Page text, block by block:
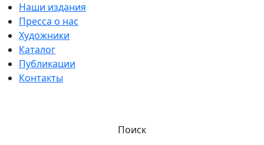
Наши издания
Пресса о нас
Художники
Каталог
Публикации
Контакты
Поиск